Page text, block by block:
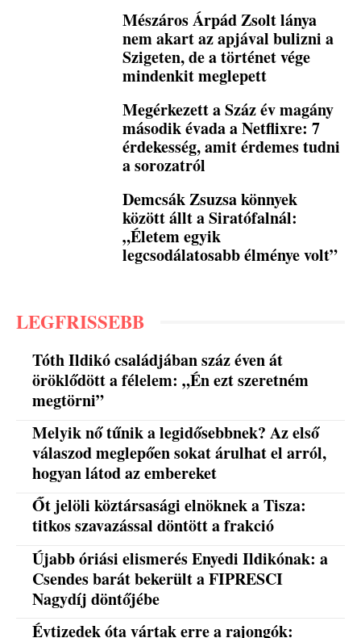
Mészáros Árpád Zsolt lánya
nem akart az apjával bulizni a
Szigeten, de a történet vége
mindenkit meglepett
Megérkezett a Száz év magány
második évada a Netflixre: 7
érdekesség, amit érdemes tudni
a sorozatról
Demcsák Zsuzsa könnyek
között állt a Siratófalnál:
„Életem egyik
legcsodálatosabb élménye volt”
LEGFRISSEBB
Tóth Ildikó családjában száz éven át
öröklődött a félelem: „Én ezt szeretném
megtörni”
Melyik nő tűnik a legidősebbnek? Az első
válaszod meglepően sokat árulhat el arról,
hogyan látod az embereket
Őt jelöli köztársasági elnöknek a Tisza:
titkos szavazással döntött a frakció
Újabb óriási elismerés Enyedi Ildikónak: a
Csendes barát bekerült a FIPRESCI
Nagydíj döntőjébe
Évtizedek óta vártak erre a rajongók: